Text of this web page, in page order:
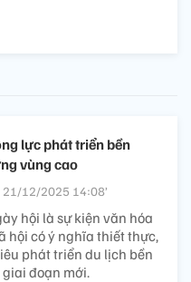
lực phát triển bền
vùng cao
21/12/2025 14:08’
hội là sự kiện văn hóa
hội có ý nghĩa thiết thực,
phát triển du lịch bền
đoạn mới.